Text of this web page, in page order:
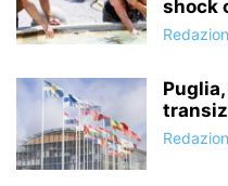
shock